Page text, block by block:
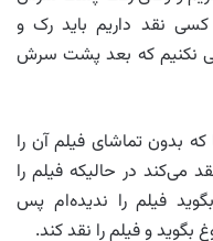
نقد داریم باید رک و
نکنیم که بعد پشت سرش
بدون تماشای فیلم آن را
می‌کند در حالیکه فیلم را
فیلم را ندیده‌ام پس
و فیلم را نقد کند.